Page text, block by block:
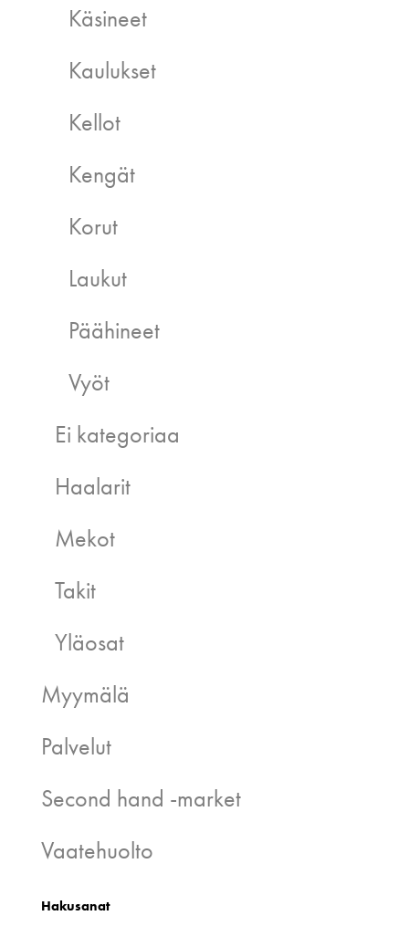
Käsineet
Kaulukset
Kellot
Kengät
Korut
Laukut
Päähineet
Vyöt
Ei kategoriaa
Haalarit
Mekot
Takit
Yläosat
Myymälä
Palvelut
Second hand -market
Vaatehuolto
Hakusanat